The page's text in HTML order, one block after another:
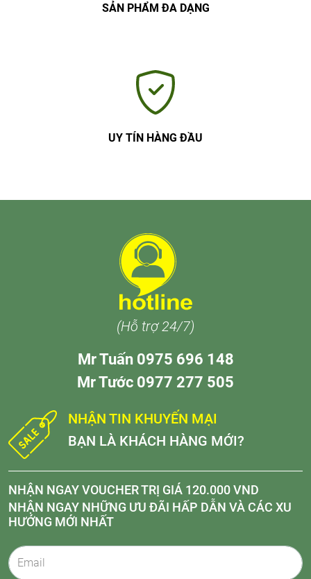
SẢN PHẨM ĐA DẠNG
UY TÍN HÀNG ĐẦU
(Hỗ trợ 24/7)
Mr Tuấn 0975 696 148
Mr Tước 0977 277 505
NHẬN TIN KHUYẾN MẠI
BẠN LÀ KHÁCH HÀNG MỚI?
NHẬN NGAY VOUCHER TRỊ GIÁ 120.000 VND
NHẬN NGAY NHỮNG ƯU ĐÃI HẤP DẪN VÀ CÁC XU
HƯỚNG MỚI NHẤT